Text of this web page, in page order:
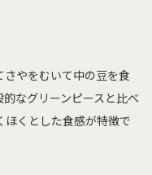
やをむいて中の豆を食
なグリーンピースと比べ
くとした食感が特徴で